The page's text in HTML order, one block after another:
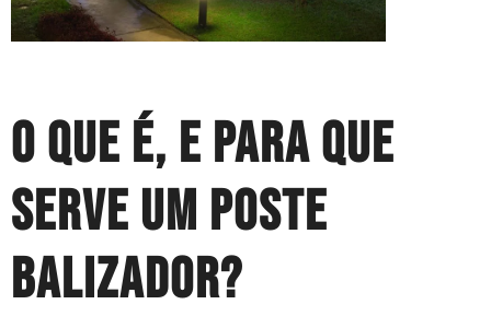
O que é, e para que
serve um poste
balizador?